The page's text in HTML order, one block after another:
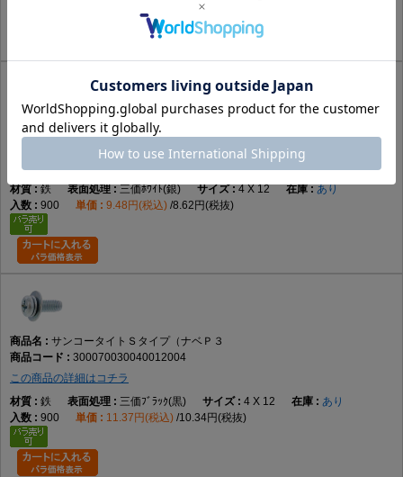
サンコータイトＳタイプ（ナベＰ３
この商品の詳細はコチラ
鉄
三価ﾎﾜｲﾄ(銀) 4 X 12
あり
900
9.48円(税込) 8.62円(税抜)
サンコータイトＳタイプ（ナベＰ３
300070030040012004
この商品の詳細はコチラ
鉄
三価ﾌﾞﾗｯｸ(黒) 4 X 12
あり
900
11.37円(税込) 10.34円(税抜)